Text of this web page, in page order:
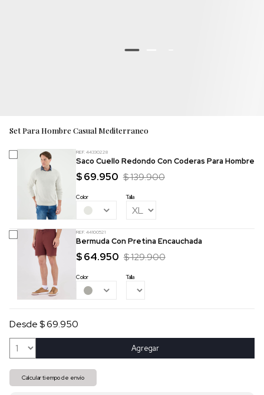
Set Para Hombre Casual Mediterraneo
REF. 44330228
Saco Cuello Redondo Con Coderas Para Hombre
$ 69.950 $ 139.900
Color Talla
REF. 44100521
Bermuda Con Pretina Encauchada
$ 64.950 $ 129.900
Color Talla
Desde $ 69.950
Agregar
Calcular tiempo de envío